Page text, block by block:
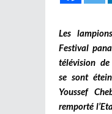
Les
Festival
télévision de
se sont
Youssef
remporté